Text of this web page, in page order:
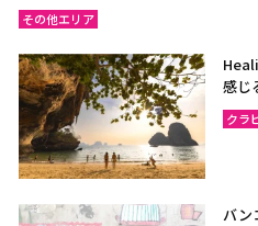
パタヤ（チョンブリー）
ラヨーン（サメット島）
サケーオ
プラーチーンブリー
サムットプラカーン
その他エリア
感じ
クラ
バン